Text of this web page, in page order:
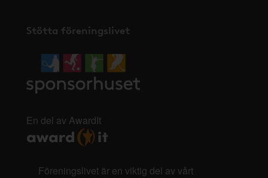
Stötta föreningslivet
En del av AwardIt
Föreningslivet är en viktig del av vårt